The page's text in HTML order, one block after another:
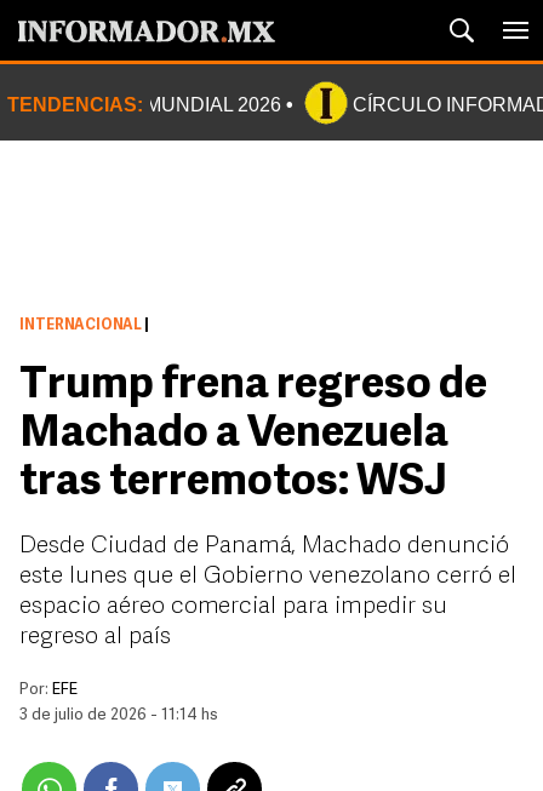
TENDENCIAS: MUNDIAL 2026 CÍRCULO
INTERNACIONAL
Trump frena regreso de
Machado a Venezuela
tras terremotos: WSJ
Desde Ciudad de Panamá, Machado denunció
este lunes que el Gobierno venezolano cerró el
espacio aéreo comercial para impedir su
regreso al país
Por: EFE
3 de julio de 2026 - 11:14 hs